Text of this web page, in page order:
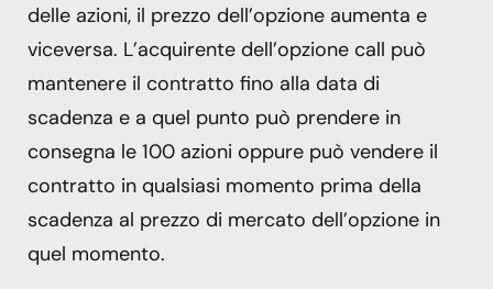
delle azioni, il prezzo dell’opzione aumenta e
viceversa. L’acquirente dell’opzione call può
mantenere il contratto fino alla data di
scadenza e a quel punto può prendere in
consegna le 100 azioni oppure può vendere il
contratto in qualsiasi momento prima della
scadenza al prezzo di mercato dell’opzione in
quel momento.